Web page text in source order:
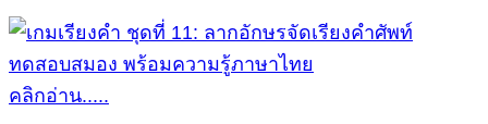
คลิกอ่าน.....